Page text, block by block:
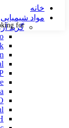
for.
خانه
مواد شیمیایی
گرید